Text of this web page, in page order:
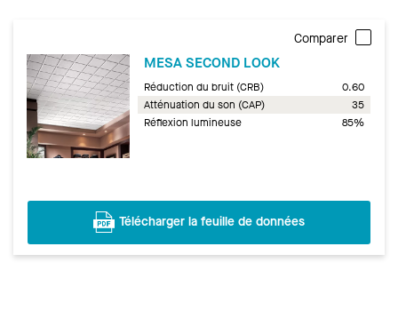
Comparer
MESA SECOND LOOK
Réduction du bruit (CRB)
0.60
Atténuation du son (CAP)
35
Réflexion lumineuse
85%
Télécharger la feuille de données